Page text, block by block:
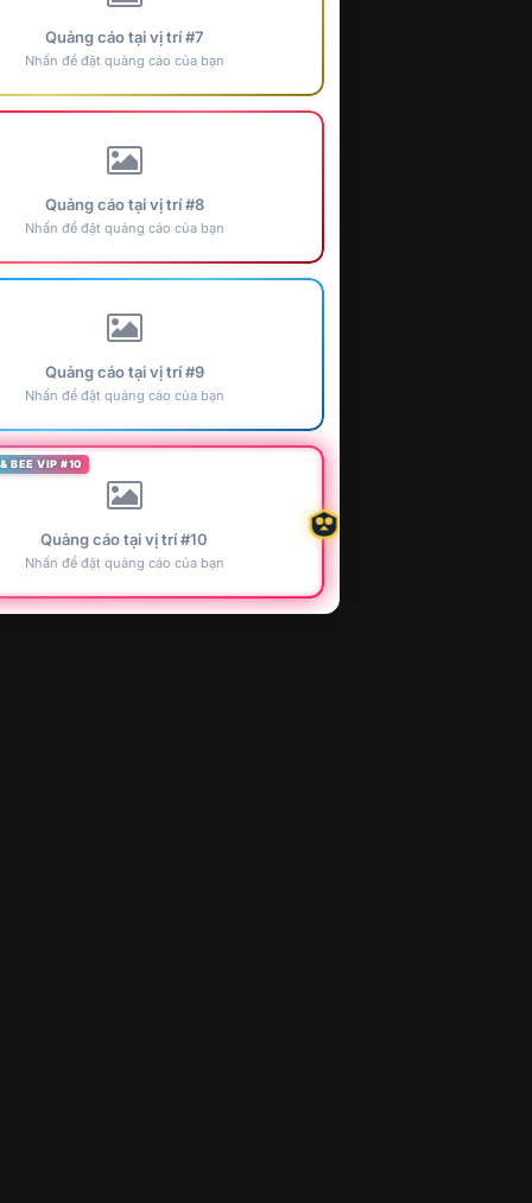
Quảng cáo tại vị trí #7
Nhấn để đặt quảng cáo của bạn
Quảng cáo tại vị trí #8
Nhấn để đặt quảng cáo của bạn
Quảng cáo tại vị trí #9
Nhấn để đặt quảng cáo của bạn
BEE VIP #10
Quảng cáo tại vị trí #10
Nhấn để đặt quảng cáo của bạn